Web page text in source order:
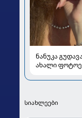
ნანუკა
ახალი
სიახლეები